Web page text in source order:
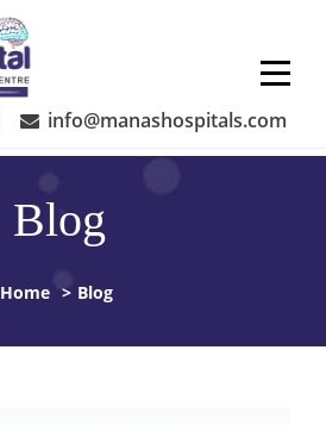
info@manashospitals.com
Blog
Home > Blog